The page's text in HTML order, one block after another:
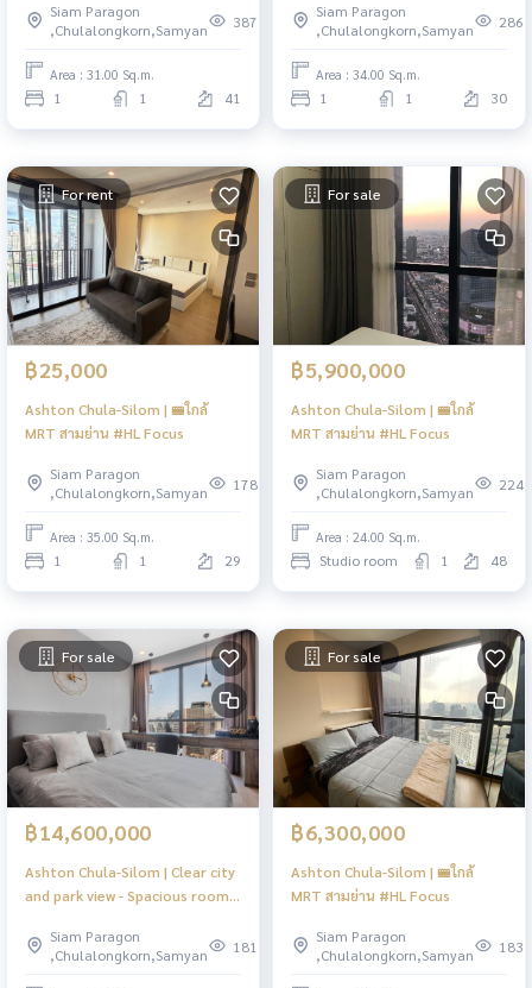
Siam Paragon
,Chulalongkorn,Samyan
387
Area : 31.00 Sq.m.
1 1 41
Siam Paragon
,Chulalongkorn,Samyan
286
Area : 34.00 Sq.m.
1 1 30
For rent
฿25,000
Ashton Chula-Silom | 🚝ใกล้
MRT สามย่าน #HL Focus
Siam Paragon
,Chulalongkorn,Samyan
178
Area : 35.00 Sq.m.
1 1 29
For sale
฿5,900,000
Ashton Chula-Silom | 🚝ใกล้
MRT สามย่าน #HL Focus
Siam Paragon
,Chulalongkorn,Samyan
224
Area : 24.00 Sq.m.
Studio room 1 48
For sale
฿14,600,000
Ashton Chula-Silom | Clear city
and park view - Spacious room
Corner unit with high
privacy.#HL
Siam Paragon
,Chulalongkorn,Samyan
181
For sale
฿6,300,000
Ashton Chula-Silom | 🚝ใกล้
MRT สามย่าน #HL Focus
Siam Paragon
,Chulalongkorn,Samyan
183